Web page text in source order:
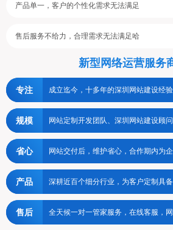
产品单一，客户的个性化需求无法满足
售后服务不给力，合理需求无法满足哈
新型网络运营服务
专注 成立迄今，十多年的深圳网站建设经
规模 网站定制开发团队、深圳网站建设顾
省心 网站交付后，维护省心，合作期内为
产品 深耕近百个细分行业，为客户定制具
售后 全天候一对一管家服务，在线客服，